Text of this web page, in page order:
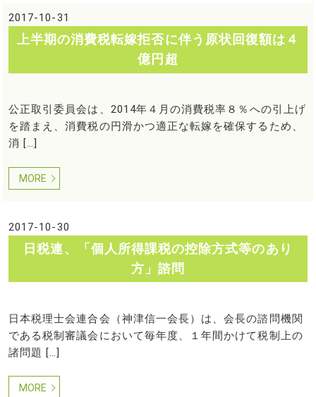
2017-10-31
上半期の消費税転嫁拒否に伴う原状回復額は４
億円超
公正取引委員会は、2014年４月の消費税率８％への引上げ
を踏まえ、消費税の円滑かつ適正な転嫁を確保するため、
消 […]
MORE
2017-10-30
日税連、「個人所得課税の控除方式等のあり
方」諮問
日本税理士会連合会（神津信一会長）は、会長の諮問機関
である税制審議会において毎年度、１年間かけて税制上の
諸問題 […]
MORE